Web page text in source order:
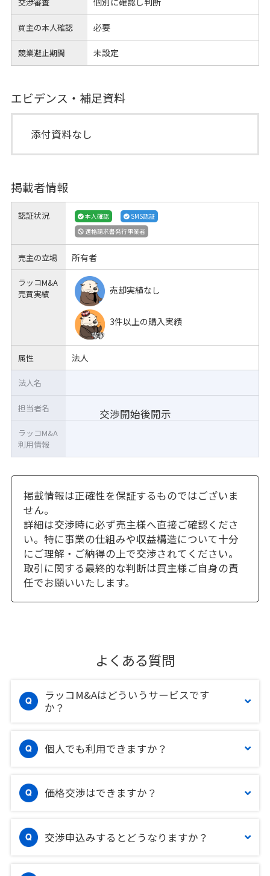
買主の本人確認 必要
競業避止期間 未設定
エビデンス・補足資料
添付資料なし
掲載者情報
認証状況 本人確認
SMS認証
適格請求書発行事業者
売主の立場 所有者
ラッコM&A
売買実績
売却実績なし
3件以上の購入実績
属性 法人
交渉開始後開示
法人名
担当者名
ラッコM&A
利用情報
掲載情報は正確性を保証するものではございま
せん。
詳細は交渉時に必ず売主様へ直接ご確認くださ
い。特に事業の仕組みや収益構造について十分
にご理解・ご納得の上で交渉されてください。
取引に関する最終的な判断は買主様ご自身の責
任でお願いいたします。
よくある質問
ラッコM&Aはどういうサービスです
か？
個人でも利用できますか？
価格交渉はできますか？
交渉申込みするとどうなりますか？